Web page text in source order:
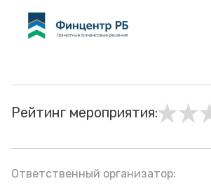
Рейтинг мероприятия:
Ответственный организатор: